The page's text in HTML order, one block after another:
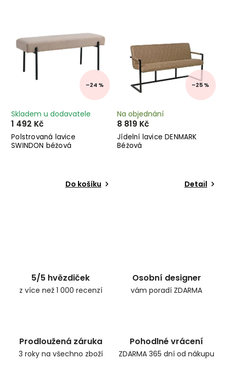
–24 %
Polstrovaná lavice
SWINDON béžová
Skladem u dodavatele
1 492 Kč
Do košíku
–25 %
Jídelní lavice DENMARK
Béžová
Na objednání
8 819 Kč
Detail
5/5 hvězdiček
z více než 1 000 recenzí
Osobní designer
vám poradí ZDARMA
Prodloužená záruka
3 roky na všechno zboží
Pohodlné vrácení
ZDARMA 365 dní od nákupu